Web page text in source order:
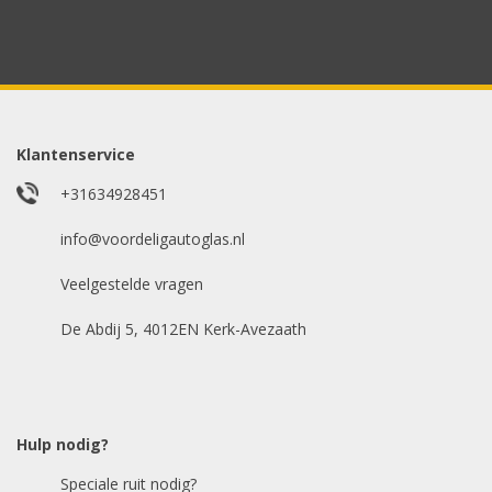
Model auto
E-mailadres *
Klantenservice
+31634928451
info@voordeligautoglas.nl
Veelgestelde vragen
De Abdij 5, 4012EN Kerk-Avezaath
Hulp nodig?
Speciale ruit nodig?